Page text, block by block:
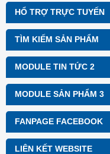
HỔ TRỢ TRỰC TUYẾN
TÌM KIẾM SẢN PHẨM
MODULE TIN TỨC 2
MODULE SẢN PHẨM 3
FANPAGE FACEBOOK
LIÊN KẾT WEBSITE